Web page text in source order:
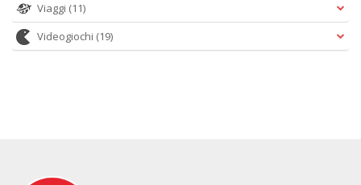
Viaggi (11)
Videogiochi (19)